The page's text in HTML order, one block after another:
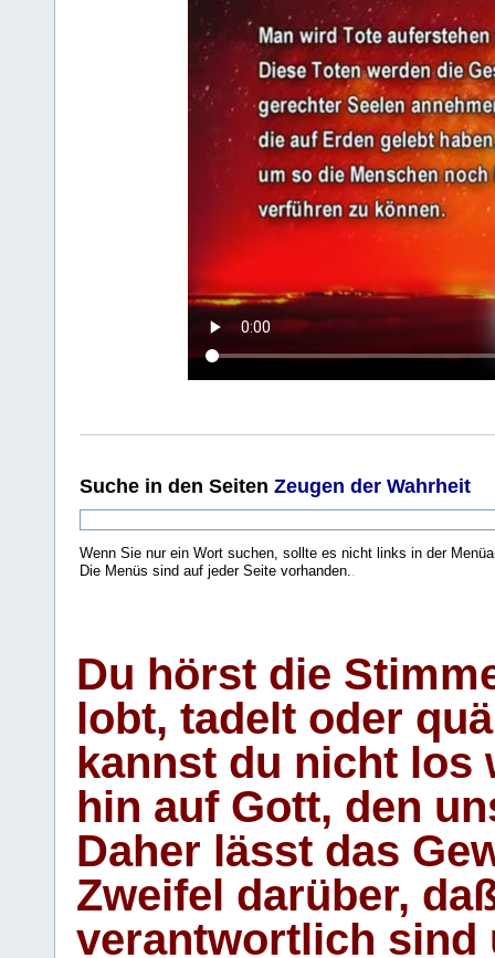
Suche in den Seiten Zeugen der Wahrheit
Wenn Sie nur ein Wort suchen, sollte es nicht links in der
Die Menüs sind auf jeder Seite vorhanden.
Du hörst die
lobt, tadelt oder
kannst du nicht los
hin auf Gott, den
Daher lässt das
Zweifel darüber,
verantwortlich sind